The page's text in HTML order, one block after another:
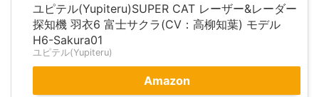
ユピテル(Yupiteru)SUPER CAT レーザー&レーダー
探知機 羽衣6 富士サクラ(CV：高柳知葉) モデル
H6-Sakura01
ユピテル(Yupiteru)
Amazon